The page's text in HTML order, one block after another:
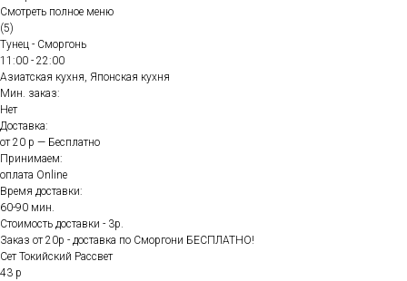
Смотреть полное меню
(5)
Тунец - Сморгонь
11:00 - 22:00
Азиатская кухня, Японская кухня
Мин. заказ:
Нет
Доставка:
от 20 р — Бесплатно
Принимаем:
оплата Online
Время доставки:
60-90 мин.
Стоимость доставки - 3р.
Заказ от 20р - доставка по Сморгони БЕСПЛАТНО!
Сет Токийский Рассвет
43 р